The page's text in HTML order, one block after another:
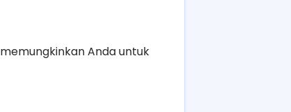
Anda untuk